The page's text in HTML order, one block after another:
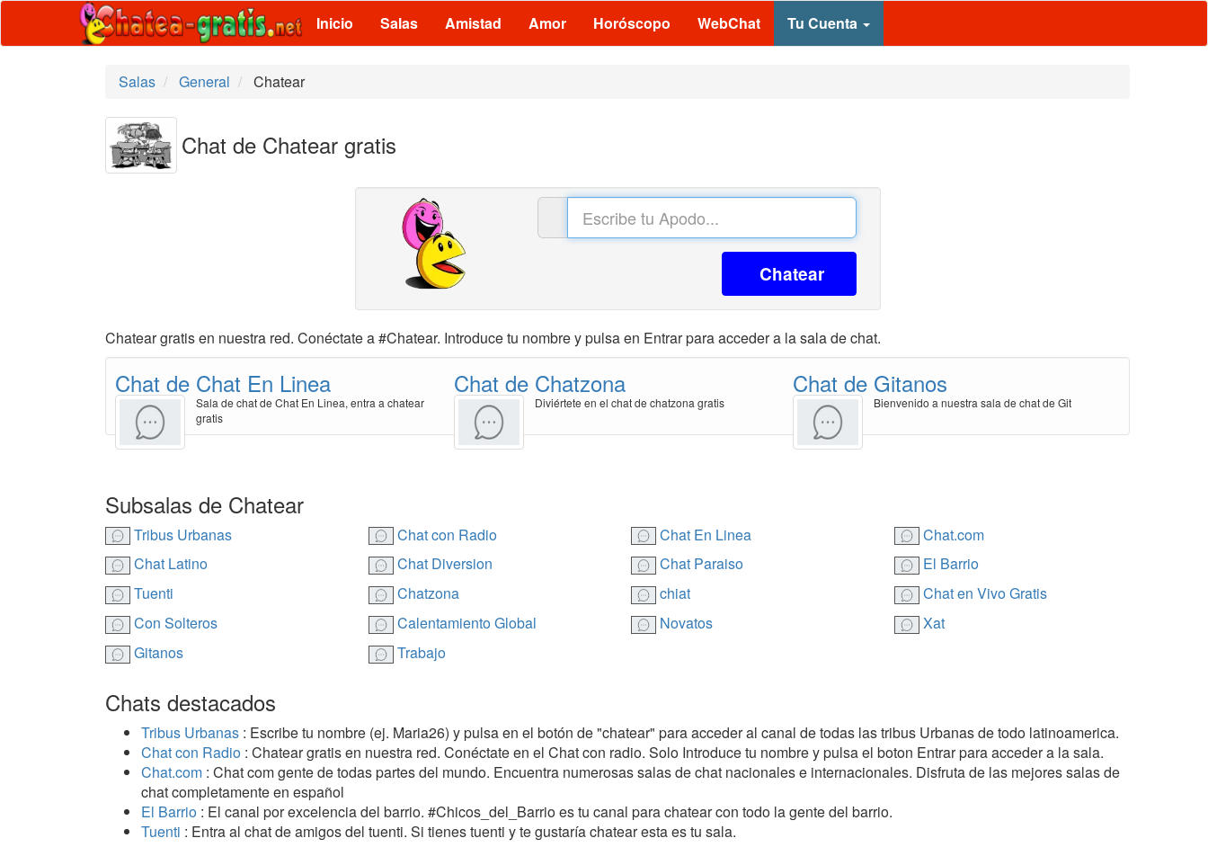
Inicio Salas Amistad Amor Horóscopo WebChat Tu Cuenta
Salas General Chatear
Chat de Chatear gratis
Chatear
Chatear gratis en nuestra red. Conéctate a #Chatear. Introduce tu nombre y pulsa en Entrar para acceder a la sala de chat.
Chat de Chat En Linea
Sala de chat de Chat En Linea, entra a chatear
gratis
Chat de Chatzona
Diviértete en el chat de chatzona gratis
Chat de Gitanos
Bienvenido a nuestra sala de chat de Git
Subsalas de Chatear
Tribus Urbanas Chat con Radio Chat En Linea
Chat.com
Chat Latino
Chat Diversion Chat Paraiso
El Barrio
Tuenti
Chatzona chiat
Chat en Vivo Gratis
Con Solteros
Calentamiento Global Novatos
Xat
Gitanos
Trabajo
Chats destacados
Tribus Urbanas : Escribe tu nombre (ej. Maria26) y pulsa en el botón de "chatear" para acceder al canal de todas las tribus Urbanas de todo latinoamerica.
Chat con Radio : Chatear gratis en nuestra red. Conéctate en el Chat con radio. Solo Introduce tu nombre y pulsa el boton Entrar para acceder a la sala.
Chat.com : Chat com gente de todas partes del mundo. Encuentra numerosas salas de chat nacionales e internacionales. Disfruta de las mejores salas de
chat completamente en español
El Barrio : El canal por excelencia del barrio. #Chicos_del_Barrio es tu canal para chatear con todo la gente del barrio.
Tuenti : Entra al chat de amigos del tuenti. Si tienes tuenti y te gustaría chatear esta es tu sala.